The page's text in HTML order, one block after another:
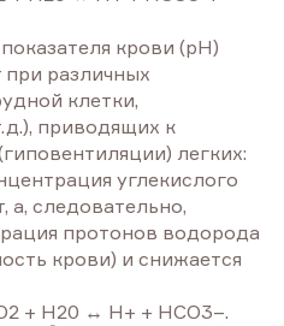
крови (pH)
при различных
клетки,
приводящих к
легких:
углекислого
а, следовательно,
протонов водорода
крови) и снижается
+ H20 ↔ Н+ + НСО3–.